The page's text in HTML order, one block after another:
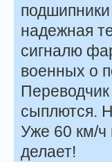
надежная
сигналю
военных о
сыплются.
Уже 60 км/ч
делает!